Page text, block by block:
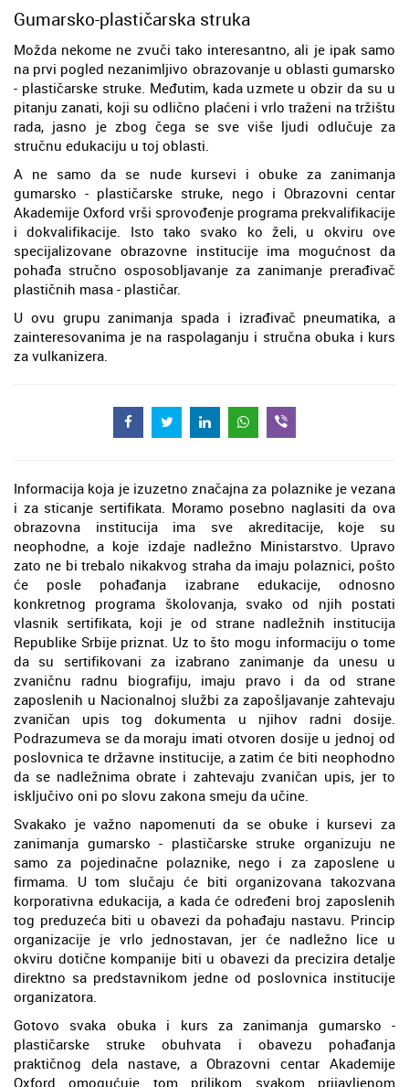
Gumarsko-plastičarska struka
Možda nekome ne zvuči tako interesantno, ali je ipak samo
na prvi pogled nezanimljivo obrazovanje u oblasti gumarsko
- plastičarske struke. Međutim, kada uzmete u obzir da su u
pitanju zanati, koji su odlično plaćeni i vrlo traženi na tržištu
rada, jasno je zbog čega se sve više ljudi odlučuje za
stručnu edukaciju u toj oblasti.
A ne samo da se nude kursevi i obuke za zanimanja
gumarsko - plastičarske struke, nego i Obrazovni centar
Akademije Oxford vrši sprovođenje programa prekvalifikacije
i dokvalifikacije. Isto tako svako ko želi, u okviru ove
specijalizovane obrazovne institucije ima mogućnost da
pohađa stručno osposobljavanje za zanimanje prerađivač
plastičnih masa - plastičar.
U ovu grupu zanimanja spada i izrađivač pneumatika, a
zainteresovanima je na raspolaganju i stručna obuka i kurs
za vulkanizera.
Informacija koja je izuzetno značajna za polaznike je vezana
i za sticanje sertifikata. Moramo posebno naglasiti da ova
obrazovna institucija ima sve akreditacije, koje su
neophodne, a koje izdaje nadležno Ministarstvo. Upravo
zato ne bi trebalo nikakvog straha da imaju polaznici, pošto
će posle pohađanja izabrane edukacije, odnosno
konkretnog programa školovanja, svako od njih postati
vlasnik sertifikata, koji je od strane nadležnih institucija
Republike Srbije priznat. Uz to što mogu informaciju o tome
da su sertifikovani za izabrano zanimanje da unesu u
zvaničnu radnu biografiju, imaju pravo i da od strane
zaposlenih u Nacionalnoj službi za zapošljavanje zahtevaju
zvaničan upis tog dokumenta u njihov radni dosije.
Podrazumeva se da moraju imati otvoren dosije u jednoj od
poslovnica te državne institucije, a zatim će biti neophodno
da se nadležnima obrate i zahtevaju zvaničan upis, jer to
isključivo oni po slovu zakona smeju da učine.
Svakako je važno napomenuti da se obuke i kursevi za
zanimanja gumarsko - plastičarske struke organizuju ne
samo za pojedinačne polaznike, nego i za zaposlene u
firmama. U tom slučaju će biti organizovana takozvana
korporativna edukacija, a kada će određeni broj zaposlenih
tog preduzeća biti u obavezi da pohađaju nastavu. Princip
organizacije je vrlo jednostavan, jer će nadležno lice u
okviru dotične kompanije biti u obavezi da precizira detalje
direktno sa predstavnikom jedne od poslovnica institucije
organizatora.
Gotovo svaka obuka i kurs za zanimanja gumarsko -
plastičarske struke obuhvata i obavezu pohađanja
praktičnog dela nastave, a Obrazovni centar Akademije
Oxford omogućuje tom prilikom svakom prijavljenom